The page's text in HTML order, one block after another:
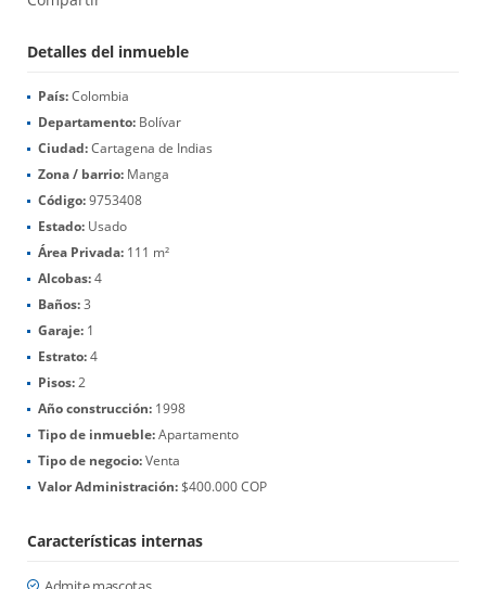
Detalles del inmueble
País:Colombia
Departamento: Bolívar
Ciudad:Cartagena de Indias
Zona / barrio: Manga
Código:9753408
Estado: Usado
Área Privada: 111 m²
Alcobas:4
Baños:3
Garaje: 1
Estrato:4
Pisos:2
Año construcción: 1998
Tipo de inmueble:Apartamento
Tipo de negocio:Venta
Valor Administración:$400.000 COP
Características internas